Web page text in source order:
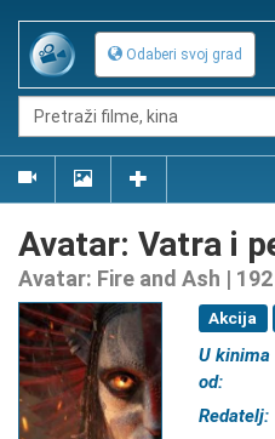
Odaberi svoj grad
Avatar: Vatra i
Avatar: Fire and Ash |
Akcija
U kinima
od:
Redatelj: